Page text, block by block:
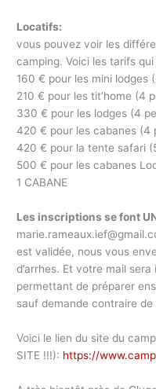
Locatifs:
vous pouvez voir les
camping. Voici les tarifs
160 € pour les mini lodges
210 € pour les tit’home (4
330 € pour les lodges (4
420 € pour les cabanes (4
420 € pour la tente safari
500 € pour les cabanes
1 CABANE
Les inscriptions se font
est validée, nous vous
d’arrhes. Et votre mail
permettant de préparer
sauf demande contraire
Voici le lien du site du
SITE !!!): https://